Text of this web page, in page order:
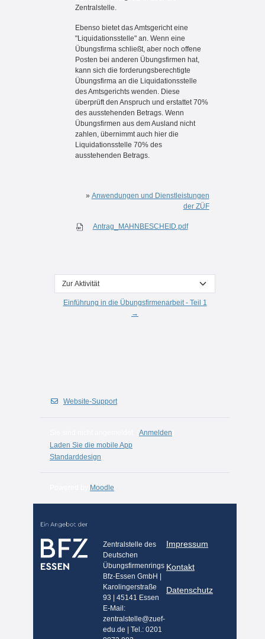
Zentralstelle.
Ebenso bietet das Amtsgericht eine
"Liquidationsstelle" an. Wenn eine
Übungsfirma schließt, aber noch offene
Posten bei anderen Übungsfirmen hat,
kann sich die forderungsberechtigte
Übungsfirma an die Liquidationsstelle
des Amtsgerichts wenden. Diese
überprüft den Anspruch und erstattet 70%
des ausstehenden Betrags. Wenn
Übungsfirmen aus dem Ausland nicht
zahlen, übernimmt auch hier die
Liquidationsstelle 70% des
ausstehenden Betrags.
» Anwendungen und Dienstleistungen
der ZÜF
Antrag_MAHNBESCHEID.pdf
Zur Aktivität
Einführung in die Übungsfirmenarbeit - Teil 1
→
Website-Support
Anmelden
Laden Sie die mobile App
Standarddesign
Moodle
Zentralstelle des
Deutschen
Übungsfirmenrings
Bfz-Essen GmbH |
Karolingerstraße
93 | 45141 Essen
E-Mail:
zentralstelle@zuef-
edu.de | Tel.: 0201
Impressum
Kontakt
Datenschutz